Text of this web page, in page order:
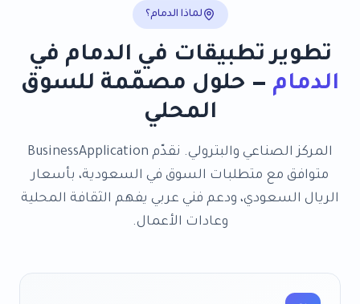
لماذا الدمام؟
تطوير تطبيقات في الدمام في
الدمام — حلول مصمّمة للسوق
المحلي
المركز الصناعي والبترولي. نقدّم BusinessApplication
متوافق مع متطلبات السوق في السعودية، بأسعار
الريال السعودي، ودعم فني عربي يفهم الثقافة المحلية
وعادات الأعمال.